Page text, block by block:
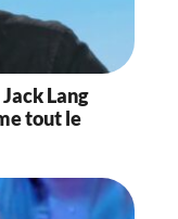
Lang
tout le